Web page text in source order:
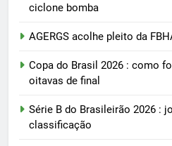
ciclone bomba
AGERGS acolhe pleito da
Copa do Brasil 2026 : como
oitavas de final
Série B do Brasileirão 2026 :
classificação